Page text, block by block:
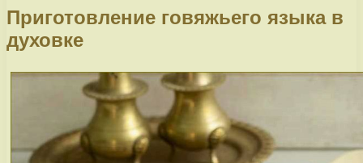
Приготовление говяжьего языка в
духовке